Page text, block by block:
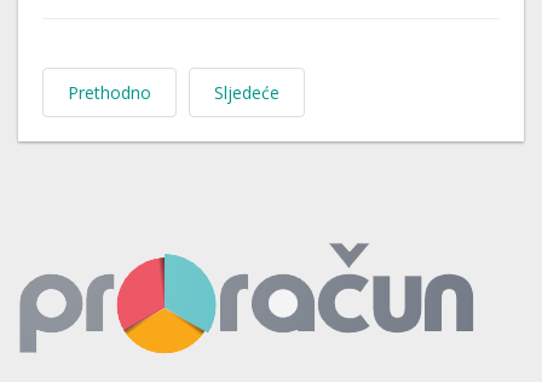
Prethodno Sljedeće